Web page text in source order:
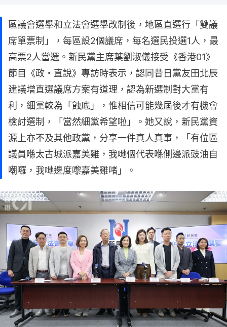
區議會選舉和立法會選舉改制後，地區直選行「雙議
席單票制」，每區設2個議席，每名選民投選1人，最
高票2人當選。新民黨主席葉劉淑儀接受《香港01》
節目《政・直說》專訪時表示，認同昔日黨友田北辰
建議增直選議席方案有道理，認為新選制對大黨有
利，細黨較為「蝕底」，惟相信可能幾屆後才有機會
檢討選制，「當然細黨希望啦」。她又說，新民黨資
源上亦不及其他政黨，分享一件真人真事，「有位區
議員喺太古城派嘉美雞，我哋個代表喺側邊派豉油自
嘲囉，我哋邊度嚟嘉美雞啫」。